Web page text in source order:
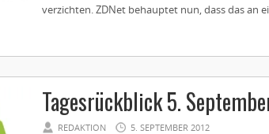
verzichten. ZDNet behauptet nun, dass das an
Tagesrückblick 5.
REDAKTION 5. SEPTEMBER 2012